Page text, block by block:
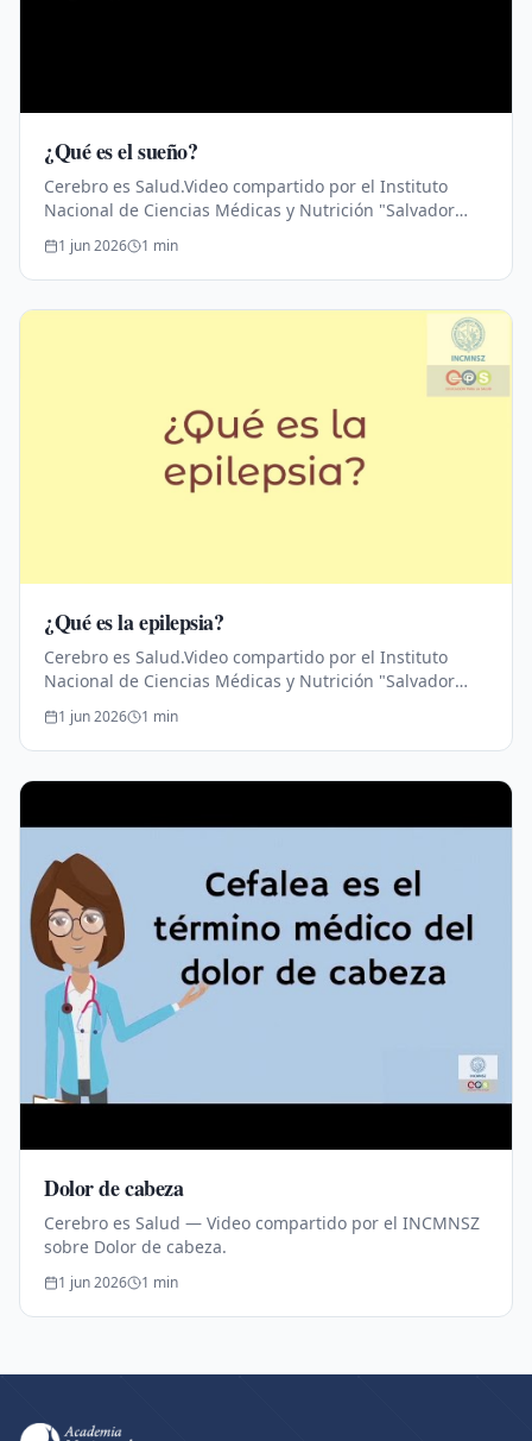
¿Qué es el sueño?
Cerebro es Salud.Video compartido por el Instituto
Nacional de Ciencias Médicas y Nutrición "Salvador
Zubirán".Educación para la Salud.
1 jun 2026 1 min
¿Qué es la epilepsia?
Cerebro es Salud.Video compartido por el Instituto
Nacional de Ciencias Médicas y Nutrición "Salvador
Zubirán".Educación para la Salud.
1 jun 2026 1 min
Dolor de cabeza
Cerebro es Salud — Video compartido por el INCMNSZ
sobre Dolor de cabeza.
1 jun 2026 1 min